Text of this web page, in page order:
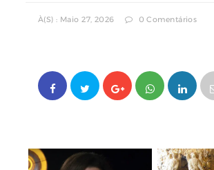
À(s) : Maio 27, 2026 0 Comentários